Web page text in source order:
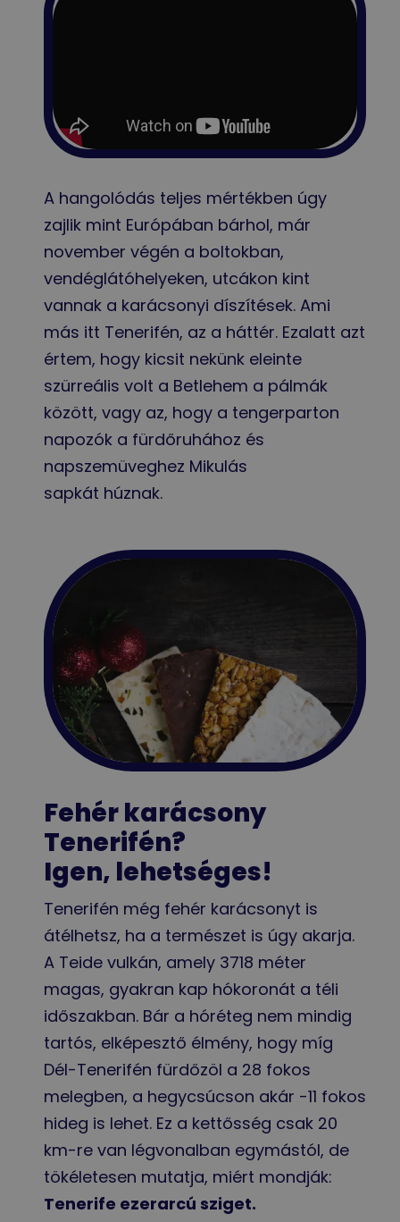
A hangolódás teljes mértékben úgy
zajlik mint Európában bárhol, már
november végén a boltokban,
vendéglátóhelyeken, utcákon kint
vannak a karácsonyi díszítések. Ami
más itt Tenerifén, az a háttér. Ezalatt azt
értem, hogy kicsit nekünk eleinte
szürreális volt a Betlehem a pálmák
között, vagy az, hogy a tengerparton
napozók a fürdőruhához és
napszemüveghez Mikulás
sapkát húznak.
Fehér karácsony
Tenerifén?
Igen, lehetséges!
Tenerifén még fehér karácsonyt is
átélhetsz, ha a természet is úgy akarja.
A Teide vulkán, amely 3718 méter
magas, gyakran kap hókoronát a téli
időszakban. Bár a hóréteg nem mindig
tartós, elképesztő élmény, hogy míg
Dél-Tenerifén fürdőzöl a 28 fokos
melegben, a hegycsúcson akár -11 fokos
hideg is lehet. Ez a kettősség csak 20
km-re van légvonalban egymástól, de
tökéletesen mutatja, miért mondják:
Tenerife ezerarcú sziget.